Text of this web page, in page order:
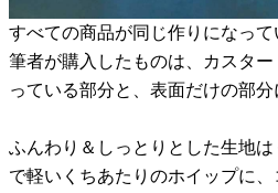
すべての商品が同じ作りになって
筆者が購入したものは、カスタ
っている部分と、表面だけの部分
ふんわり＆しっとりとした生地
で軽いくちあたりのホイップに